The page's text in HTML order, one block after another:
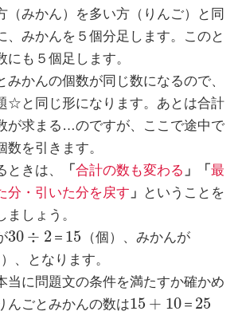
（みかん）を多い方（りんご）と同
、みかんを５個分足します。このと
にも５個足します。
みかんの個数が同じ数になるので、
☆と同じ形になります。あとは合計
が求まる…のですが、ここで途中で
数を引きます。
きは、
「 合計の数も変わる 」「 最
分・引いた分を戻す 」
ということを
しょう。
30 ÷ 2 ＝ 15 （個）、みかんが
）、となります。
当に問題文の条件を満たすか確かめ
んごとみかんの数は15 + 10＝ 25